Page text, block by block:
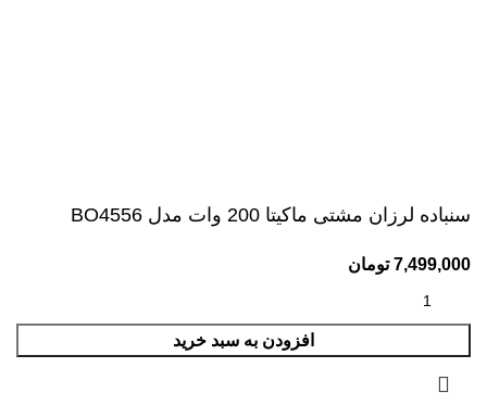
سنباده لرزان مشتی ماکیتا 200 وات مدل BO4556
7,499,000 تومان
افزودن به سبد خرید